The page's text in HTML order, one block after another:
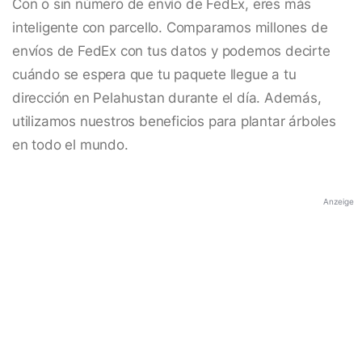
Con o sin número de envío de FedEx, eres más
inteligente con parcello. Comparamos millones de
envíos de FedEx con tus datos y podemos decirte
cuándo se espera que tu paquete llegue a tu
dirección en Pelahustan durante el día. Además,
utilizamos nuestros beneficios para plantar árboles
en todo el mundo.
Anzeige